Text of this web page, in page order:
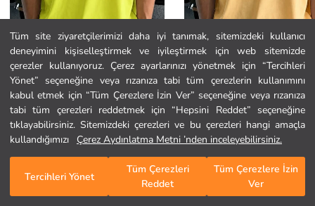
Tüm site ziyaretçilerimizi daha iyi tanımak, sitemizdeki kullanıcı
deneyimini kişiselleştirmek ve iyileştirmek için web sitemizde
çerezler kullanıyoruz. Çerez ayarlarınızı yönetmek için “Tercihleri
Yönet” seçeneğine veya rızanıza tabi tüm çerezlerin kullanımını
kabul etmek için “Tüm Çerezlere İzin Ver” seçeneğine veya rızanıza
tabi tüm çerezleri reddetmek için “Hepsini Reddet” seçeneğine
tıklayabilirsiniz. Sitemizdeki çerezleri ve bu çerezleri hangi amaçla
kullandığımızı
Çerez Aydınlatma Metni ’nden inceleyebilirsiniz.
Tercihleri Yönet
Tüm Çerezleri
Reddet
Tüm Çerezlere İzin
Ver
Ana Sayfa
Kategoriler
Sepetim
Tarz Cool
Erkek Oversize Kolsuz Tişört %100 Pamuk Süprem Basic Bisiklet Yaka
454,02 TL
Tarz Cool
454,02 TL 1 1167